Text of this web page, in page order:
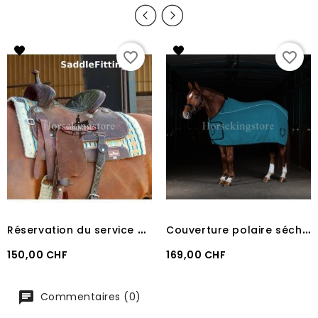
favorite_border
R
éservation du service Saddle Fitting
Prix
150,00 CHF
favorite_border
C
ouverture polaire séchante Equestro Petrol
Prix
169,00 CHF
Commentaires (0)